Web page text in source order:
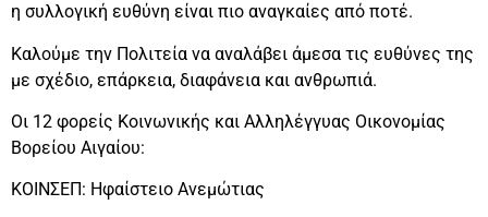
η συλλογική ευθύνη είναι πιο αναγκαίες από ποτέ.
Καλούμε την Πολιτεία να αναλάβει άμεσα τις ευθύνες της
με σχέδιο, επάρκεια, διαφάνεια και ανθρωπιά.
Οι 12 φορείς Κοινωνικής και Αλληλέγγυας Οικονομίας
Βορείου Αιγαίου:
ΚΟΙΝΣΕΠ: Ηφαίστειο Ανεμώτιας